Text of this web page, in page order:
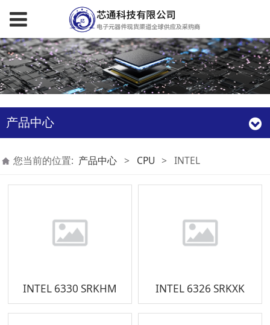
产品中心
您当前的位置: 产品中心 > CPU > INTEL
INTEL 6330 SRKHM INTEL 6326 SRKXK